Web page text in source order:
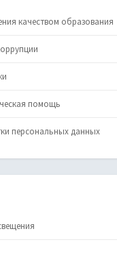
качеством образования
помощь
персональных данных